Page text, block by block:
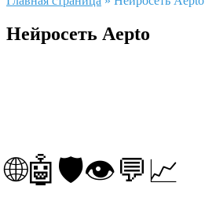
Нейросеть Aepto
🌐🤖🛡️👁️💬📈